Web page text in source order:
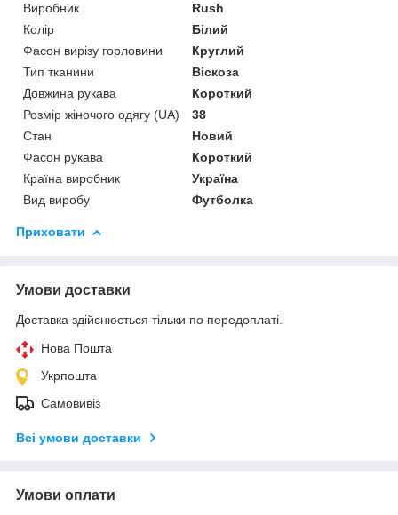
Виробник
Rush
Колір
Білий
Фасон вирізу горловини
Круглий
Тип тканини
Віскоза
Довжина рукава
Короткий
Розмір жіночого одягу (UA)
38
Стан
Новий
Фасон рукава
Короткий
Країна виробник
Україна
Вид виробу
Футболка
Приховати
Умови доставки
Доставка здійснюється тільки по передоплаті.
Нова Пошта
Укрпошта
Самовивіз
Всі умови доставки
Умови оплати